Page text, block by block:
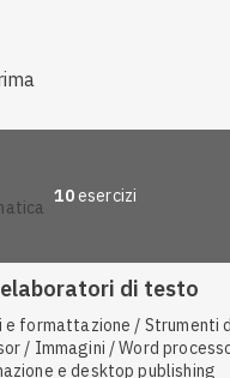
10esercizi
di testo
e formattazione / Strumenti
/ Word processor / Tipografia,
e desktop publishing